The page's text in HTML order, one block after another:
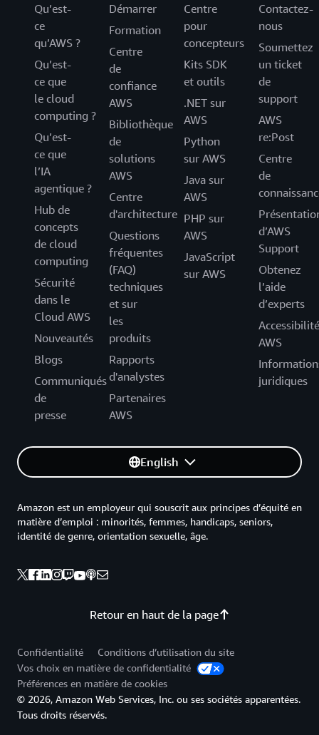
Qu’est-
ce
qu’AWS ?
Qu’est-
ce que
le cloud
computing ?
Qu’est-
ce que
l’IA
agentique ?
Hub de
concepts
de cloud
computing
Sécurité
dans le
Cloud AWS
Nouveautés
Blogs
Communiqués
de
presse
Démarrer
Formation
Centre
de
confiance
AWS
Bibliothèque
de
solutions
AWS
Centre
d'architecture
Questions
fréquentes
(FAQ)
techniques
et sur
les
produits
Rapports
d'analystes
Partenaires
AWS
Centre
pour
concepteurs
Kits SDK
et outils
.NET sur
AWS
Python
sur AWS
Java sur
AWS
PHP sur
AWS
JavaScript
sur AWS
Contactez-
nous
Soumettez
un ticket
de
support
AWS
re:Post
Centre
de
d’AWS
Support
Obtenez
l’aide
d’experts
Accessibilité
AWS
juridiques
English
Retour en haut de la page
Amazon est un employeur qui souscrit aux principes d’équité en
matière d’emploi : minorités, femmes, handicaps, seniors,
identité de genre, orientation sexuelle, âge.
Confidentialité
Conditions d’utilisation du site
Vos choix en matière de confidentialité
Préférences en matière de cookies
© 2026, Amazon Web Services, Inc. ou ses sociétés apparentées.
Tous droits réservés.